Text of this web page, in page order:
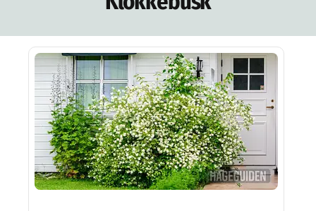
NETTBUTIKK
NYHETSBREV
KURS
HAGETIPS
REISETIPS
OM OSS